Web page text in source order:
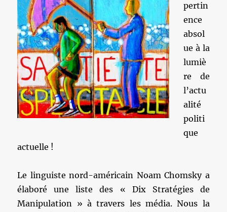
pertin
ence
absol
ue à la
lumiè
re de
l’actu
alité
politi
que
actuelle !
Le linguiste nord-américain Noam Chomsky a
élaboré une liste des « Dix Stratégies de
Manipulation » à travers les média. Nous la